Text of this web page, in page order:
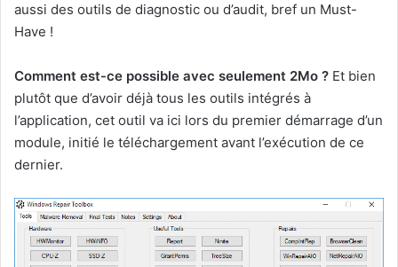
aussi des outils de diagnostic ou d’audit, bref un Must-
Have !
Comment est-ce possible avec seulement 2Mo ? Et bien
plutôt que d’avoir déjà tous les outils intégrés à
l’application, cet outil va ici lors du premier démarrage d’un
module, initié le téléchargement avant l’exécution de ce
dernier.